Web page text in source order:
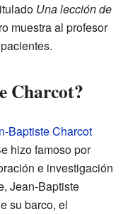
Una lección de
muestra al profesor
Charcot?
Baptiste Charcot
hizo famoso por
e investigación
Jean-Baptiste
su barco, el